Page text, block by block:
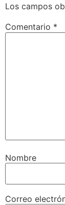
Los campos
Comentario *
Nombre
Correo